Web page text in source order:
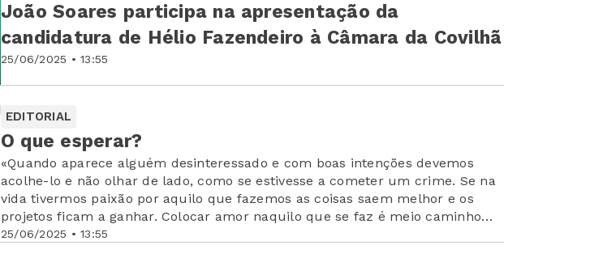
25/06/2025 • 13:55
João Soares participa na apresentação da
candidatura de Hélio Fazendeiro à Câmara da Covilhã
EDITORIAL
25/06/2025 • 13:55
O que esperar?
«Quando aparece alguém desinteressado e com boas intenções devemos
acolhe-lo e não olhar de lado, como se estivesse a cometer um crime. Se na
vida tivermos paixão por aquilo que fazemos as coisas saem melhor e os
projetos ficam a ganhar. Colocar amor naquilo que se faz é meio caminho
andado para o nosso sucesso pessoal»